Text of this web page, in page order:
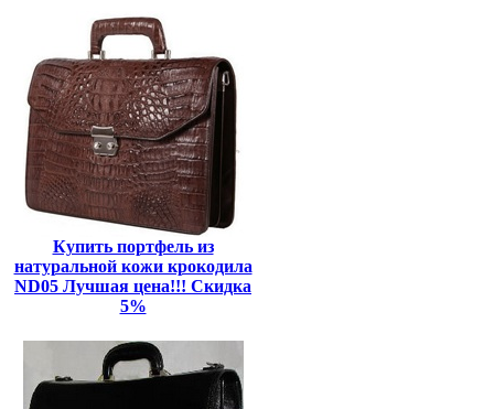
Купить портфель из
натуральной кожи крокодила
ND05 Лучшая цена!!! Скидка
5%